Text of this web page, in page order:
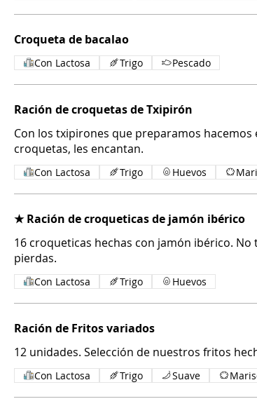
Croqueta de bacalao
Con Lactosa Trigo Pescado
Ración de croquetas de Txipirón
Con los txipirones que preparamos hacemos
croquetas, les encantan.
Con Lactosa Trigo Huevos
★ Ración de croqueticas de jamón ibérico
16 croqueticas hechas con jamón ibérico. No
pierdas.
Con Lactosa Trigo Huevos
Ración de Fritos variados
12 unidades. Selección de nuestros fritos
Con Lactosa Trigo Suave